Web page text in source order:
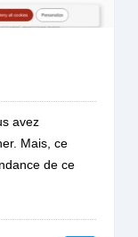
avez
Mais, ce
de ce